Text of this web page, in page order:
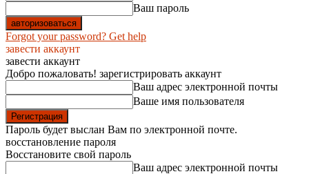
Ваш пароль
Forgot your password? Get help
завести аккаунт
завести аккаунт
Добро пожаловать! зарегистрировать аккаунт
Ваш адрес электронной почты
Ваше имя пользователя
Пароль будет выслан Вам по электронной почте.
восстановление пароля
Восстановите свой пароль
Ваш адрес электронной почты